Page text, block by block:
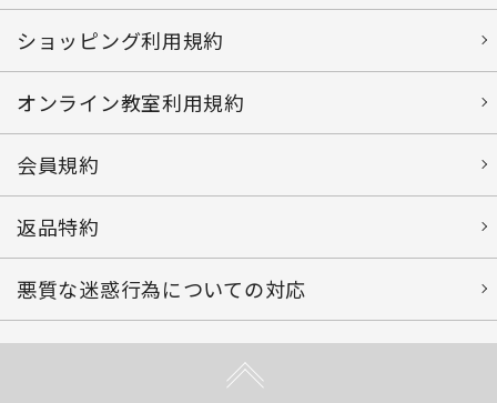
ショッピング利用規約
オンライン教室利用規約
会員規約
返品特約
悪質な迷惑行為についての対応